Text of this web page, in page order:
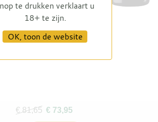
Proefdoos mei
€ 81,65 € 73,95
te drukken verklaart u
18+ te zijn.
OK, toon de website